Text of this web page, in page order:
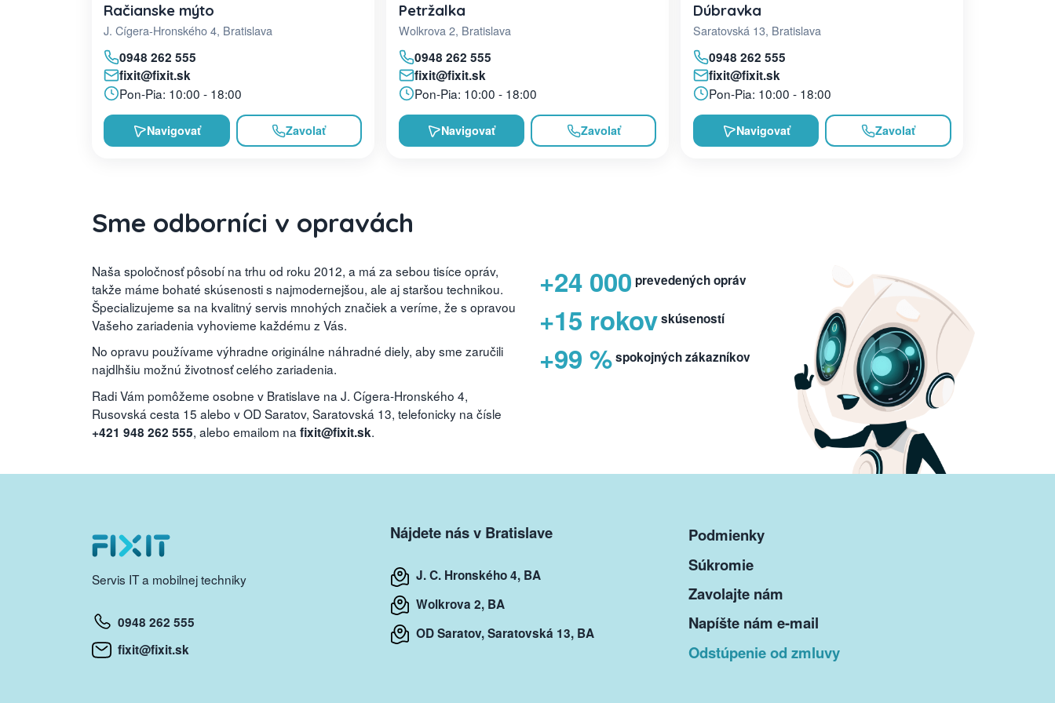
Račianske mýto
J. Cígera-Hronského 4, Bratislava
0948 262 555
fixit@fixit.sk
Pon-Pia: 10:00 - 18:00
Navigovať Zavolať
Petržalka
Wolkrova 2, Bratislava
0948 262 555
fixit@fixit.sk
Pon-Pia: 10:00 - 18:00
Navigovať Zavolať
Dúbravka
Saratovská 13, Bratislava
0948 262 555
fixit@fixit.sk
Pon-Pia: 10:00 - 18:00
Navigovať Zavolať
Sme odborníci v opravách
Naša spoločnosť pôsobí na trhu od roku 2012, a má za sebou tisíce opráv,
takže máme bohaté skúsenosti s najmodernejšou, ale aj staršou technikou.
Špecializujeme sa na kvalitný servis mnohých značiek a veríme, že s opravou
Vašeho zariadenia vyhovieme každému z Vás.
No opravu používame výhradne originálne náhradné diely, aby sme zaručili
najdlhšiu možnú životnosť celého zariadenia.
Radi Vám pomôžeme osobne v Bratislave na J. Cígera-Hronského 4,
Rusovská cesta 15 alebo v OD Saratov, Saratovská 13, telefonicky na čísle
+421 948 262 555, alebo emailom na fixit@fixit.sk.
+24 000 prevedených opráv
+15 rokovskúseností
+99 %spokojných zákazníkov
Servis IT a mobilnej techniky
0948 262 555
fixit@fixit.sk
Nájdete nás v Bratislave
J. C. Hronského 4, BA
Wolkrova 2, BA
OD Saratov, Saratovská 13, BA
Podmienky
Súkromie
Zavolajte nám
Napíšte nám e-mail
Odstúpenie od zmluvy